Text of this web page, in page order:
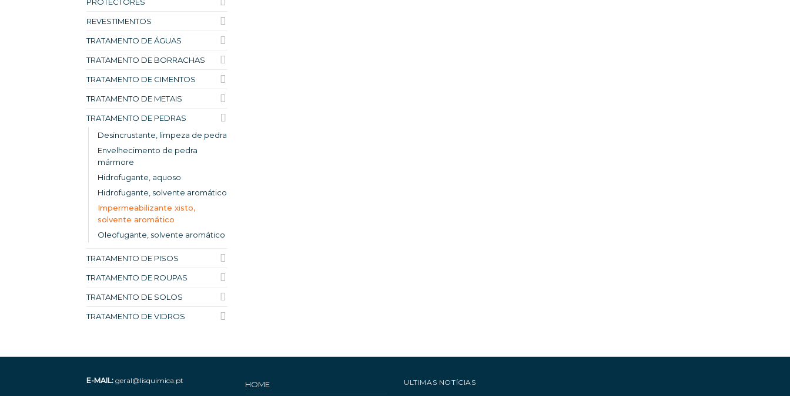
REVESTIMENTOS
TRATAMENTO DE ÁGUAS
TRATAMENTO DE BORRACHAS
TRATAMENTO DE CIMENTOS
TRATAMENTO DE METAIS
TRATAMENTO DE PEDRAS
Desincrustante, limpeza de pedra
Envelhecimento de pedra
mármore
Hidrofugante, aquoso
Hidrofugante, solvente aromático
Impermeabilizante xisto,
solvente aromático
Oleofugante, solvente aromático
TRATAMENTO DE PISOS
TRATAMENTO DE ROUPAS
TRATAMENTO DE SOLOS
TRATAMENTO DE VIDROS
E-MAIL: geral@lisquimica.pt HOME ULTIMAS NOTÍCIAS